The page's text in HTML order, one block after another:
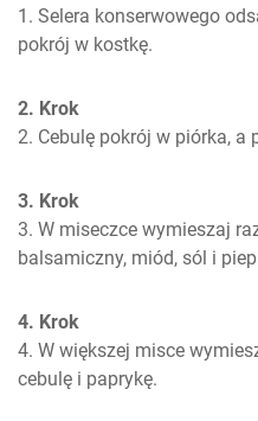
1. Selera konserwowego
pokrój w kostkę.
2. Krok
2. Cebulę pokrój w piórka, a
3. Krok
3. W miseczce wymieszaj
balsamiczny, miód, sól i
4. Krok
4. W większej misce
cebulę i paprykę.